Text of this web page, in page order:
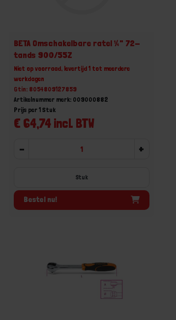
BETA Omschakelbare ratel ¼" 72-
tands 900/55Z
Niet op voorraad, levertijd 1 tot meerdere
werkdagen
Gtin: 8054809127859
Artikelnummer merk: 009000882
€ 64,74 incl. BTW
Prijs per 1 Stuk
- +
Stuk
Bestel nu!